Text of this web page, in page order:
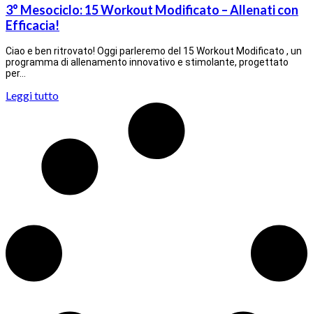
3° Mesociclo: 15 Workout Modificato – Allenati con
Efficacia!
Ciao e ben ritrovato! Oggi parleremo del 15 Workout Modificato , un
programma di allenamento innovativo e stimolante, progettato
per…
Leggi tutto